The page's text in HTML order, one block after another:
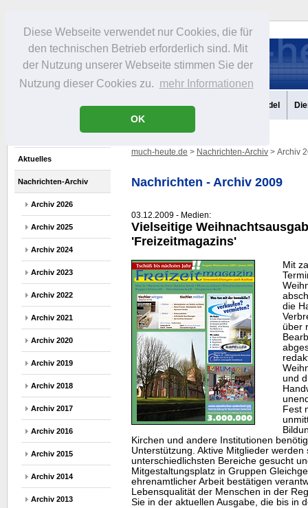
Diese Webseite verwendet nur Cookies, die für
den technischen Betrieb erforderlich sind. Mit
der Nutzung unserer Webseite stimmen Sie der
Nutzung dieser Cookies zu. mehr Informationen
OK
Portrait Infos Freizeit Gastronomie Handel
Aktuelles
Nachrichten-Archiv
Archiv 2026
Archiv 2025
Archiv 2024
Archiv 2023
Archiv 2022
Archiv 2021
Archiv 2020
Archiv 2019
Archiv 2018
Archiv 2017
Archiv 2016
Archiv 2015
Archiv 2014
Archiv 2013
much-heute.de > Nachrichten-Archiv > Archiv
Nachrichten - Archiv 2009
03.12.2009 - Medien:
Vielseitige
'Freizeitmagazins'
Mit
die
über
und
Fest
Kirchen und andere Institutionen
Unterstützung. Aktive Mitglieder werden
unterschiedlichsten Bereiche gesucht
Mitgestaltungsplatz in Gruppen
ehrenamtlicher Arbeit bestätigen
Lebensqualität der Menschen in der
Sie in der aktuellen Ausgabe, die bis in